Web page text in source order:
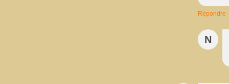
Répondre
N